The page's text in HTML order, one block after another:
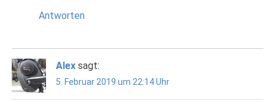
Antworten
Alex sagt:
5. Februar 2019 um 22:14 Uhr